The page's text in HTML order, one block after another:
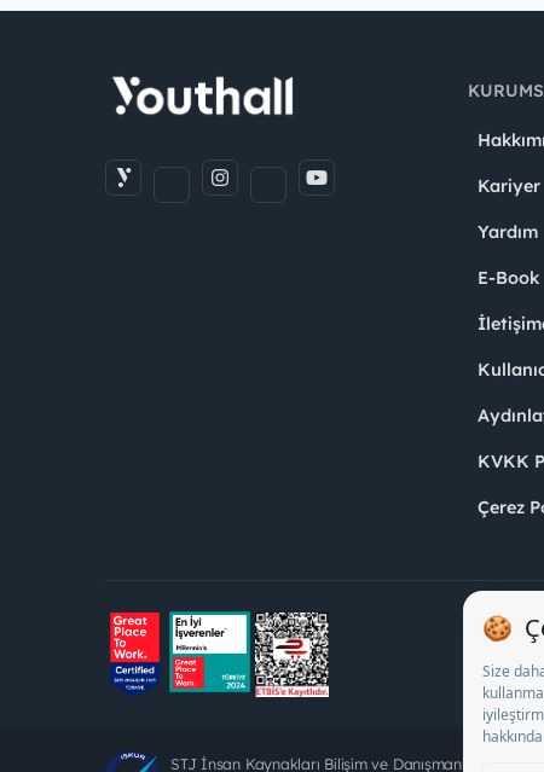
Kariyer
Yardım
E-Book
KVKK
Çerez
STJ İnsan Kaynakları Bilişim ve Danışmanlık A.Ş.